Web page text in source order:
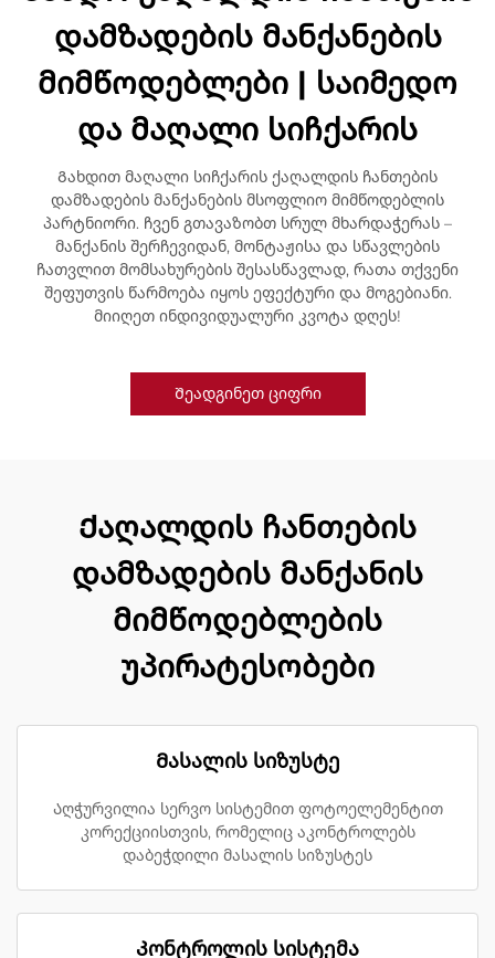
დამზადების მანქანების
მიმწოდებლები | საიმედო
და მაღალი სიჩქარის
Გახდით მაღალი სიჩქარის ქაღალდის ჩანთების
დამზადების მანქანების მსოფლიო მიმწოდებლის
პარტნიორი. ჩვენ გთავაზობთ სრულ მხარდაჭერას –
მანქანის შერჩევიდან, მონტაჟისა და სწავლების
ჩათვლით მომსახურების შესასწავლად, რათა თქვენი
შეფუთვის წარმოება იყოს ეფექტური და მოგებიანი.
მიიღეთ ინდივიდუალური კვოტა დღეს!
Შეადგინეთ ციფრი
Ქაღალდის ჩანთების
დამზადების მანქანის
მიმწოდებლების
უპირატესობები
Მასალის სიზუსტე
Აღჭურვილია სერვო სისტემით ფოტოელემენტით
კორექციისთვის, რომელიც აკონტროლებს
დაბეჭდილი მასალის სიზუსტეს
Კონტროლის სისტემა